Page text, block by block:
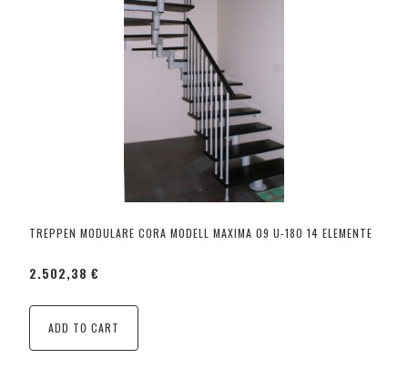
TREPPEN MODULARE CORA MODELL MAXIMA 09 U-180 14 ELEMENTE
2.502,38 €
ADD TO CART